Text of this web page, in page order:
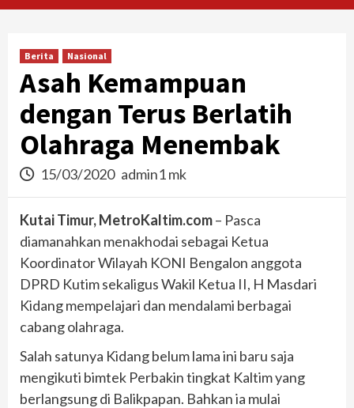
Berita Nasional
Asah Kemampuan
dengan Terus Berlatih
Olahraga Menembak
15/03/2020 admin1 mk
Kutai Timur, MetroKaltim.com– Pasca
diamanahkan menakhodai sebagai Ketua
Koordinator Wilayah KONI Bengalon anggota
DPRD Kutim sekaligus Wakil Ketua II, H Masdari
Kidang mempelajari dan mendalami berbagai
cabang olahraga.
Salah satunya Kidang belum lama ini baru saja
mengikuti bimtek Perbakin tingkat Kaltim yang
berlangsung di Balikpapan. Bahkan ia mulai